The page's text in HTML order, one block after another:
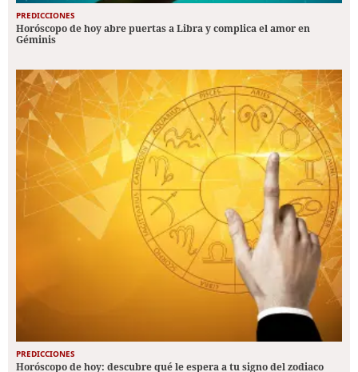
PREDICCIONES
Horóscopo de hoy abre puertas a Libra y complica el amor en
Géminis
PREDICCIONES
Horóscopo de hoy: descubre qué le espera a tu signo del zodiaco